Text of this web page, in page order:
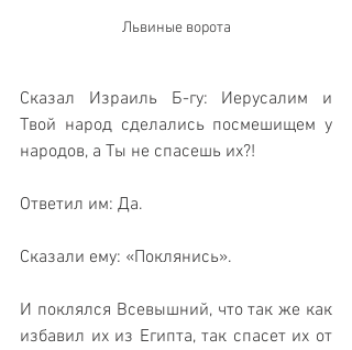
Львиные ворота
Сказал Израиль Б-гу: Иерусалим и
Твой народ сделались посмешищем у
народов, а Ты не спасешь их?!
Ответил им: Да.
Сказали ему: «Поклянись».
И поклялся Всевышний, что так же как
избавил их из Египта, так спасет их от